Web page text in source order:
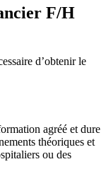
F/H
d’obtenir le
agréé et dure
théoriques et
ou des